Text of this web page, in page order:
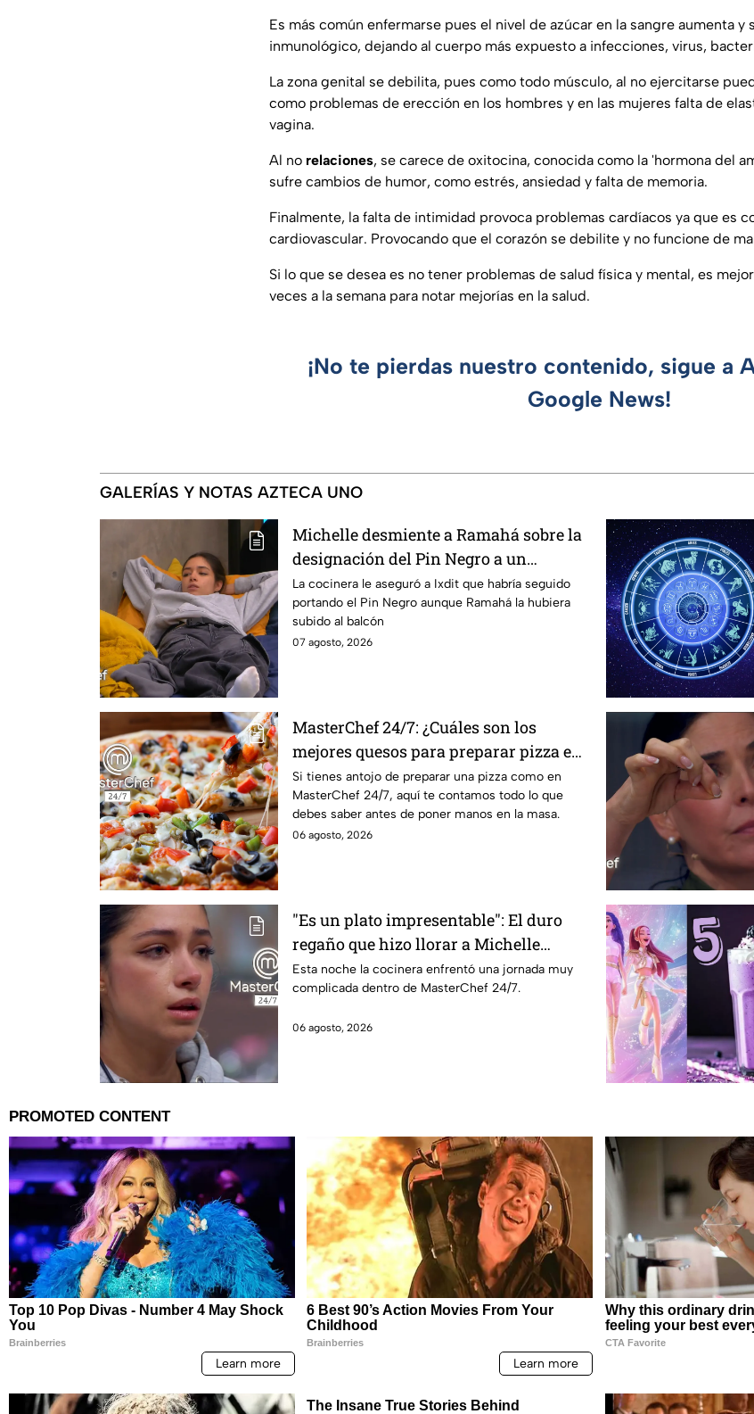
Es más común enfermarse pues el nivel de azúcar en la sangre aumenta y
inmunológico, dejando al cuerpo más expuesto a infecciones, virus,
La zona genital se debilita, pues como todo músculo, al no ejercitarse
como problemas de erección en los hombres y en las mujeres falta de
vagina.
Al no relaciones, se carece de oxitocina, conocida como la 'hormona del
sufre cambios de humor, como estrés, ansiedad y falta de memoria.
Finalmente, la falta de intimidad provoca problemas cardíacos ya que es
cardiovascular. Provocando que el corazón se debilite y no funcione de
Si lo que se desea es no tener problemas de salud física y mental, es mejor
veces a la semana para notar mejorías en la salud.
¡No te pierdas nuestro contenido, sigue a
Google News!
GALERÍAS Y NOTAS AZTECA UNO
Michelle desmiente a Ramahá sobre la
designación del Pin Negro a un
integrante de las "Divas" en MasterChef
24/7
La cocinera le aseguró a Ixdit que habría seguido
portando el Pin Negro aunque Ramahá la hubiera
subido al balcón
07 agosto, 2026
MasterChef 24/7: ¿Cuáles son los
mejores quesos para preparar pizza en
casa?
Si tienes antojo de preparar una pizza como en
MasterChef 24/7, aquí te contamos todo lo que
debes saber antes de poner manos en la masa.
06 agosto, 2026
"Es un plato impresentable": El duro
regaño que hizo llorar a Michelle
dentro de MasterChef 24/7
Esta noche la cocinera enfrentó una jornada muy
complicada dentro de MasterChef 24/7.
06 agosto, 2026